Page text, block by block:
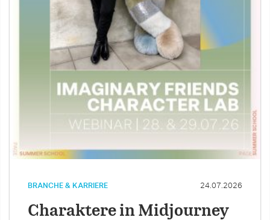
BRANCHE & KARRIERE 24.07.2026
Charaktere in Midjourney